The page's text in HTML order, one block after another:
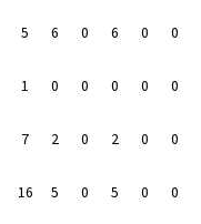
5 6 0 6 0 0
1 0 0 0 0 0
7 2 0 2 0 0
16 5 0 5 0 0